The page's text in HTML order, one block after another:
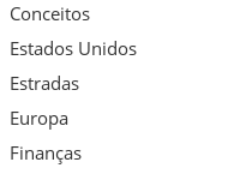
Conceitos
Estados Unidos
Estradas
Europa
Finanças